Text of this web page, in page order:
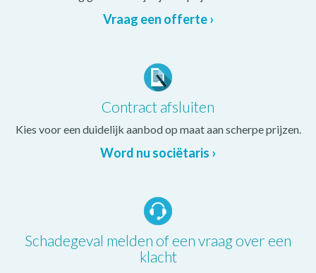
Vraag een offerte ›
Contract afsluiten
Kies voor een duidelijk aanbod op maat aan scherpe prijzen.
Word nu sociëtaris ›
Schadegeval melden of een vraag over een
klacht